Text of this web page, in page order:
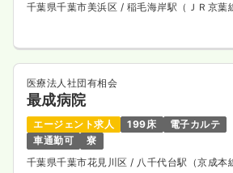
千葉県千葉市美浜区 / 稲毛海岸駅（ＪＲ京葉
医療法人社団有相会
最成病院
エージェント求人 199床
電子カルテ
車通勤可
寮
千葉県千葉市花見川区 / 八千代台駅（京成本